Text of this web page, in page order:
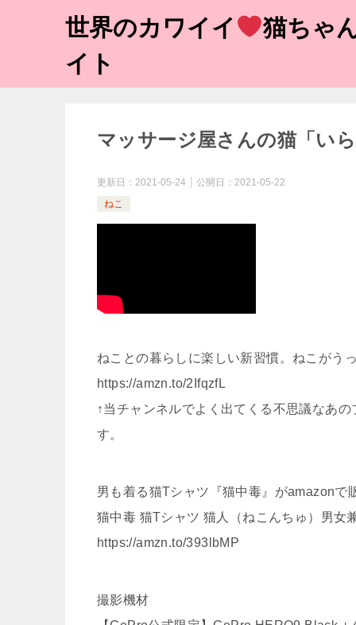
世界のカワイイ
猫ちゃ
イト
マッサージ屋さんの猫「い
更新日： 2021-05-24 公開日： 2021-05-22
ねこ
ねことの暮らしに楽しい新習慣。ねこがう
https://amzn.to/2IfqzfL
↑当チャンネルでよく出てくる不思議なあ
す。
男も着る猫Tシャツ『猫中毒』がamazonで
猫中毒 猫Tシャツ 猫人（ねこんちゅ）男女
https://amzn.to/393lbMP
撮影機材